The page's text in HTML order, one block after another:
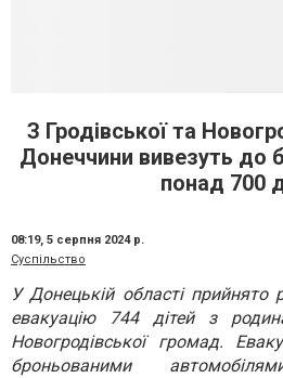
З Гродівської та
Донеччини вивезуть до
понад 700
08:19, 5 серпня 2024 р.
Суспільство
У Донецькій області прийнято
евакуацію 744 дітей з
Новогродівської громад.
броньованими